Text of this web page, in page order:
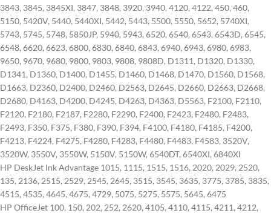
3843, 3845, 3845XI, 3847, 3848, 3920, 3940, 4120, 4122, 450, 460,
5150, 5420V, 5440, 5440XI, 5442, 5443, 5500, 5550, 5652, 5740XI,
5743, 5745, 5748, 5850JP, 5940, 5943, 6520, 6540, 6543, 6543D, 6545,
6548, 6620, 6623, 6800, 6830, 6840, 6843, 6940, 6943, 6980, 6983,
9650, 9670, 9680, 9800, 9803, 9808, 9808D, D1311, D1320, D1330,
D1341, D1360, D1400, D1455, D1460, D1468, D1470, D1560, D1568,
D1663, D2360, D2400, D2460, D2563, D2645, D2660, D2663, D2668,
D2680, D4163, D4200, D4245, D4263, D4363, D5563, F2100, F2110,
F2120, F2180, F2187, F2280, F2290, F2400, F2423, F2480, F2483,
F2493, F350, F375, F380, F390, F394, F4100, F4180, F4185, F4200,
F4213, F4224, F4275, F4280, F4283, F4480, F4483, F4583, 3520V,
3520W, 3550V, 3550W, 5150V, 5150W, 6540DT, 6540XI, 6840XI
HP DeskJet Ink Advantage 1015, 1115, 1515, 1516, 2020, 2029, 2520,
135, 2136, 2515, 2529, 2545, 2645, 3515, 3545, 3635, 3775, 3785, 3835,
4515, 4535, 4645, 4675, 4729, 5075, 5275, 5575, 5645, 6475
HP OfficeJet 100, 150, 202, 252, 2620, 4105, 4110, 4115, 4211, 4212,